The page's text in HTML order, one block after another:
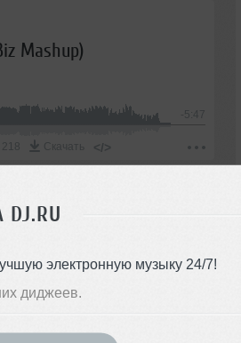
электронную музыку 24/7!
диджеев.
Mashup)
-5:47
218 Скачать </>